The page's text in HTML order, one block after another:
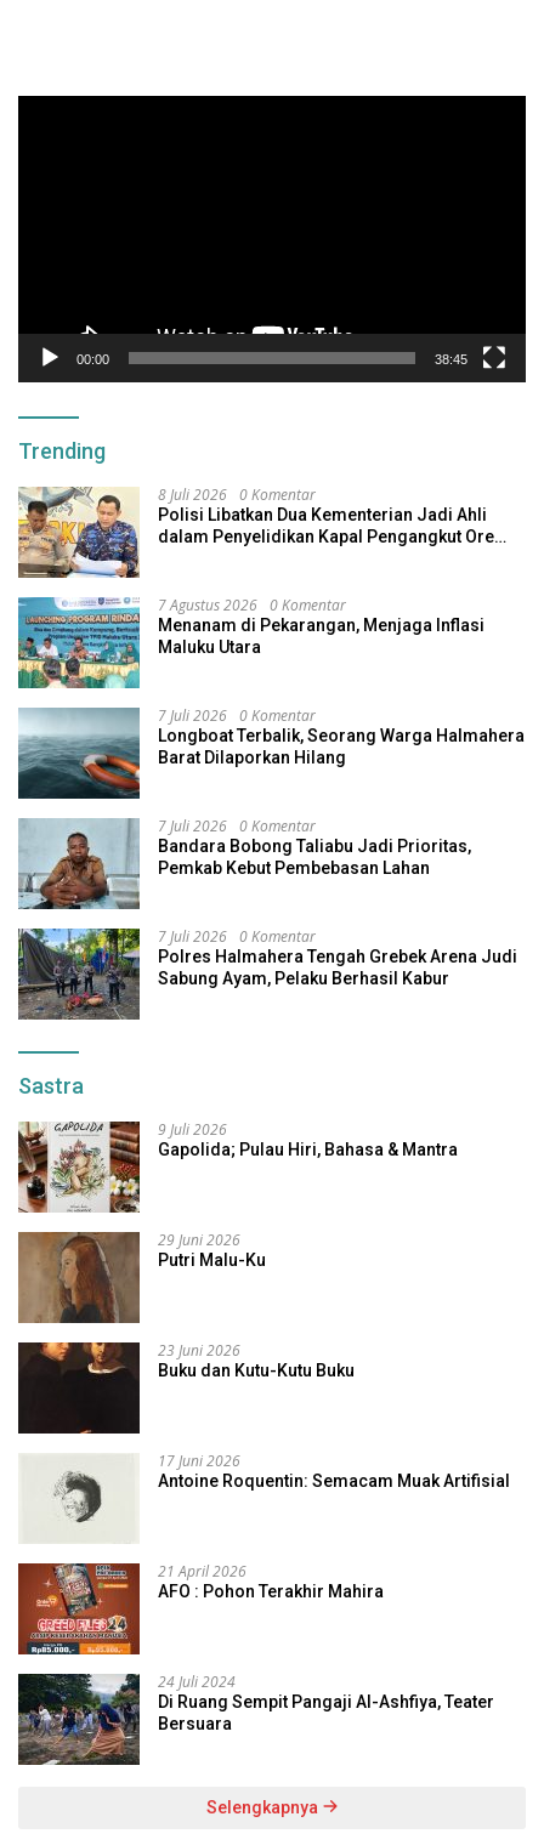
00:00 38:45
Trending
8 Juli 2026 0 Komentar
Polisi Libatkan Dua Kementerian Jadi Ahli
dalam Penyelidikan Kapal Pengangkut Ore
7 Agustus 2026 0 Komentar
Menanam di Pekarangan, Menjaga Inflasi
Maluku Utara
7 Juli 2026 0 Komentar
Longboat Terbalik, Seorang Warga Halmahera
Barat Dilaporkan Hilang
7 Juli 2026 0 Komentar
Bandara Bobong Taliabu Jadi Prioritas,
Pemkab Kebut Pembebasan Lahan
7 Juli 2026 0 Komentar
Polres Halmahera Tengah Grebek Arena Judi
Sabung Ayam, Pelaku Berhasil Kabur
Sastra
9 Juli 2026
Gapolida; Pulau Hiri, Bahasa & Mantra
29 Juni 2026
Putri Malu-Ku
23 Juni 2026
Buku dan Kutu-Kutu Buku
17 Juni 2026
Antoine Roquentin: Semacam Muak Artifisial
21 April 2026
AFO : Pohon Terakhir Mahira
24 Juli 2024
Di Ruang Sempit Pangaji Al-Ashfiya, Teater
Bersuara
Selengkapnya